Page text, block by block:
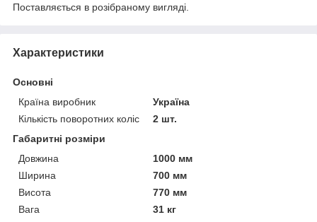
Поставляється в розібраному вигляді.
Характеристики
Основні
Країна виробник
Україна
Кількість поворотних коліс
2 шт.
Габаритні розміри
Довжина
1000 мм
Ширина
700 мм
Висота
770 мм
Вага
31 кг